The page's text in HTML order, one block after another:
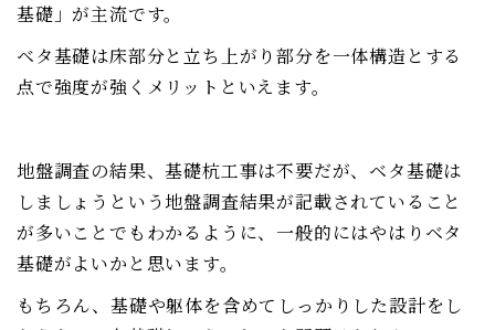
基礎」が主流です。
ベタ基礎は床部分と立ち上がり部分を一体構造とする
点で強度が強くメリットといえます。
地盤調査の結果、基礎杭工事は不要だが、ベタ基礎は
しましょうという地盤調査結果が記載されていること
が多いことでもわかるように、一般的にはやはりベタ
基礎がよいかと思います。
もちろん、基礎や躯体を含めてしっかりした設計をし